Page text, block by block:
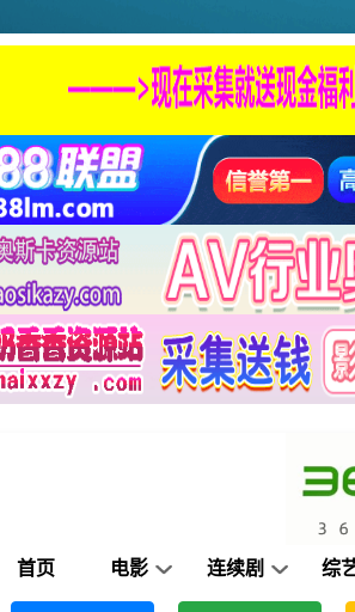
首页 电影 连续剧 综